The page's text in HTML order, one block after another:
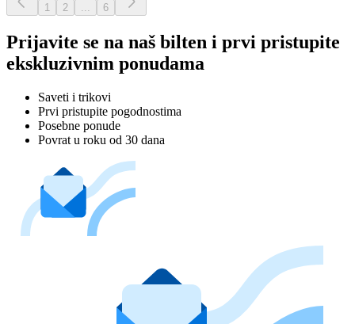
1 2 6
Prijavite se na naš bilten i prvi pristupite
ekskluzivnim ponudama
Saveti i trikovi
Prvi pristupite pogodnostima
Posebne ponude
Povrat u roku od 30 dana